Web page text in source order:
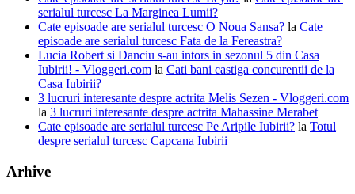
serialul turcesc La Marginea Lumii?
Cate episoade are serialul turcesc O Noua Sansa? la Cate
episoade are serialul turcesc Fata de la Fereastra?
Lucia Robert si Danciu s-au intors in sezonul 5 din Casa
Iubirii! - Vloggeri.com la Cati bani castiga concurentii de la
Casa Iubirii?
3 lucruri interesante despre actrita Melis Sezen - Vloggeri.com
la 3 lucruri interesante despre actrita Mahassine Merabet
Cate episoade are serialul turcesc Pe Aripile Iubirii? la Totul
despre serialul turcesc Capcana Iubirii
Arhive